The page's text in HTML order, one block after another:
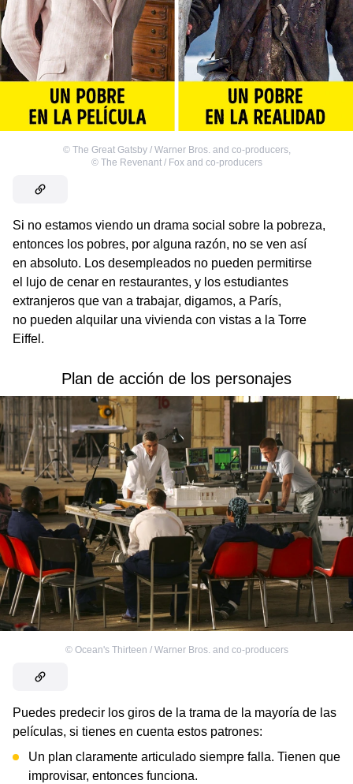
© The Great Gatsby / Warner Bros. and co-producers,
© The Revenant / Fox and co-producers
Si no estamos viendo un drama social sobre la pobreza,
entonces los pobres, por alguna razón, no se ven así
en absoluto. Los desempleados no pueden permitirse
el lujo de cenar en restaurantes, y los estudiantes
extranjeros que van a trabajar, digamos, a París,
no pueden alquilar una vivienda con vistas a la Torre
Eiffel.
Plan de acción de los personajes
© Ocean's Thirteen / Warner Bros. and co-producers
Puedes predecir los giros de la trama de la mayoría de las
películas, si tienes en cuenta estos patrones:
Un plan claramente articulado siempre falla. Tienen que
improvisar, entonces funciona.